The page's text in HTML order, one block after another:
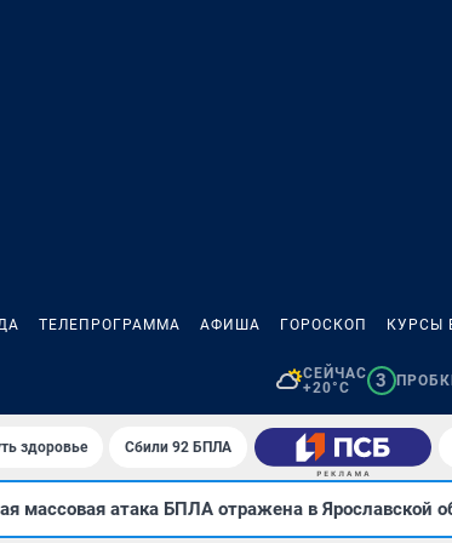
ТЕЛЕПРОГРАММА АФИША ГОРОСКОП КУРСЫ
СЕЙЧАС
+20°C
3
здоровье Сбили 92 БПЛА
массовая атака БПЛА отражена в Ярославской